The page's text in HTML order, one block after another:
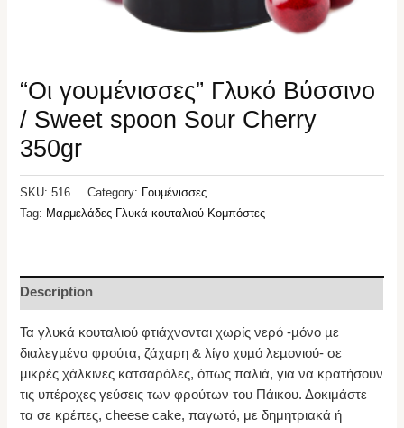
“Οι γουμένισσες” Γλυκό Βύσσινο
/ Sweet spoon Sour Cherry
350gr
SKU:516 Category: Γουμένισσες
Tag: Μαρμελάδες-Γλυκά κουταλιού-Κομπόστες
Description
Τα γλυκά κουταλιού φτιάχνονται χωρίς νερό -µόνο µε
διαλεγµένα φρούτα, ζάχαρη & λίγο χυµό λεµονιού- σε
µικρές χάλκινες κατσαρόλες, όπως παλιά, για να κρατήσουν
τις υπέροχες γεύσεις των φρούτων του Πάικου. Δοκιμάστε
τα σε κρέπες, cheese cake, παγωτό, με δημητριακά ή